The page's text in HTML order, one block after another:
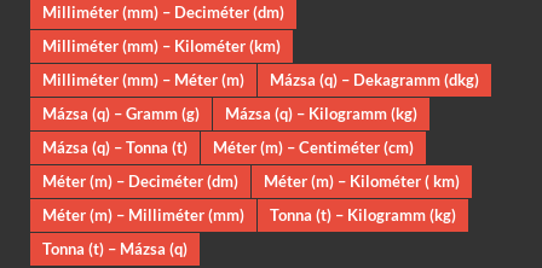
Milliméter (mm) – Deciméter (dm)
Milliméter (mm) – Kilométer (km)
Milliméter (mm) – Méter (m)
Mázsa (q) – Dekagramm (dkg)
Mázsa (q) – Gramm (g)
Mázsa (q) – Kilogramm (kg)
Mázsa (q) – Tonna (t)
Méter (m) – Centiméter (cm)
Méter (m) – Deciméter (dm)
Méter (m) – Kilométer ( km)
Méter (m) – Milliméter (mm)
Tonna (t) – Kilogramm (kg)
Tonna (t) – Mázsa (q)